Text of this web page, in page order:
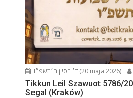
ד׳ בסיון ה׳תשפ״ו (20 maja 2026)
Tikkun Leil Szawuot 5786/
Segal (Kraków)